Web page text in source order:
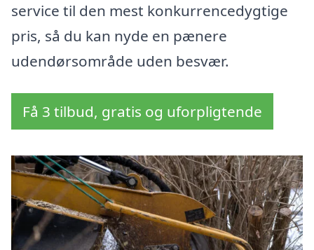
service til den mest konkurrencedygtige
pris, så du kan nyde en pænere
udendørsområde uden besvær.
Få 3 tilbud, gratis og uforpligtende